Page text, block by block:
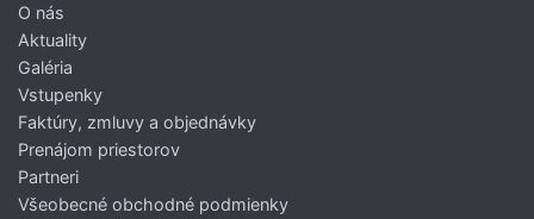
O nás
Aktuality
Galéria
Vstupenky
Faktúry, zmluvy a objednávky
Prenájom priestorov
Partneri
Všeobecné obchodné podmienky